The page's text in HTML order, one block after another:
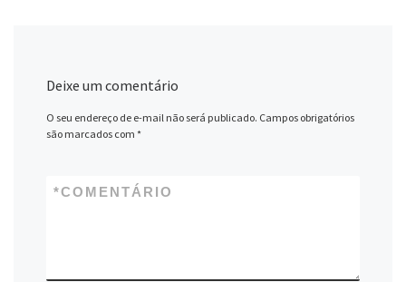
Deixe um comentário
O seu endereço de e-mail não será publicado. Campos obrigatórios
são marcados com*
COMENTÁRIO
*